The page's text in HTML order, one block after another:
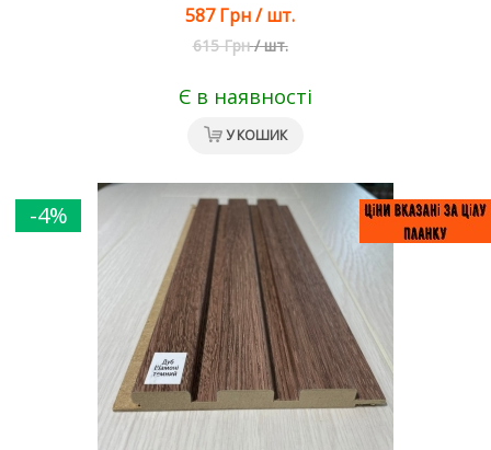
587 Грн/шт.
615 Грн /шт.
Є в наявності
У КОШИК
-4%